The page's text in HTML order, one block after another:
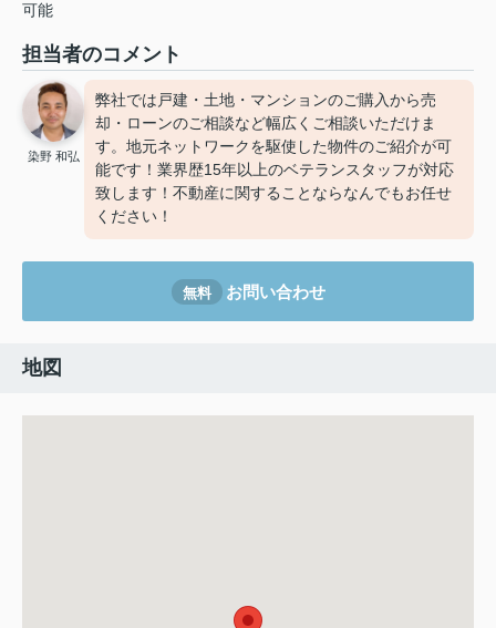
可能
担当者のコメント
染野 和弘
弊社では戸建・土地・マンションのご購入から売
却・ローンのご相談など幅広くご相談いただけま
す。地元ネットワークを駆使した物件のご紹介が可
能です！業界歴15年以上のベテランスタッフが対応
致します！不動産に関することならなんでもお任せ
ください！
無料 お問い合わせ
地図